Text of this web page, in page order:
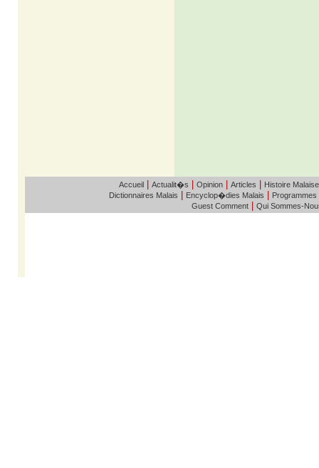
Accueil| Actualit�s Opinion| Articles Histoire Malaise
Dictionnaires Malais Encyclop�dies Malais Programmes
Guest Comment Qui Sommes-